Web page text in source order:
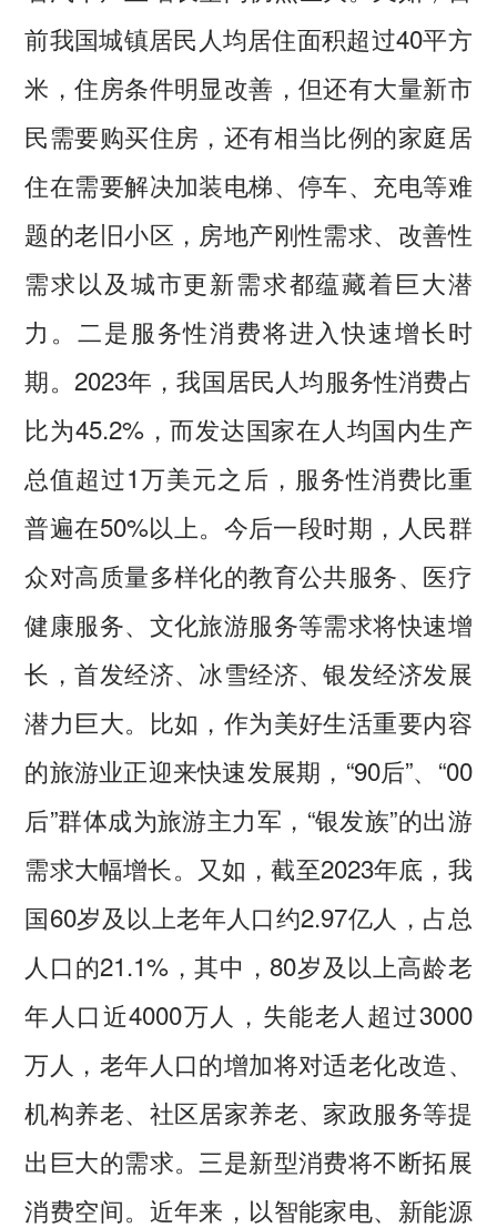
前我国城镇居民人均居住面积超过40平方
米，住房条件明显改善，但还有大量新市
民需要购买住房，还有相当比例的家庭居
住在需要解决加装电梯、停车、充电等难
题的老旧小区，房地产刚性需求、改善性
需求以及城市更新需求都蕴藏着巨大潜
力。二是服务性消费将进入快速增长时
期。2023年，我国居民人均服务性消费占
比为45.2%，而发达国家在人均国内生产
总值超过1万美元之后，服务性消费比重
普遍在50%以上。今后一段时期，人民群
众对高质量多样化的教育公共服务、医疗
健康服务、文化旅游服务等需求将快速增
长，首发经济、冰雪经济、银发经济发展
潜力巨大。比如，作为美好生活重要内容
的旅游业正迎来快速发展期，“90后”、“00
后”群体成为旅游主力军，“银发族”的出游
需求大幅增长。又如，截至2023年底，我
国60岁及以上老年人口约2.97亿人，占总
人口的21.1%，其中，80岁及以上高龄老
年人口近4000万人，失能老人超过3000
万人，老年人口的增加将对适老化改造、
机构养老、社区居家养老、家政服务等提
出巨大的需求。三是新型消费将不断拓展
消费空间。近年来，以智能家电、新能源